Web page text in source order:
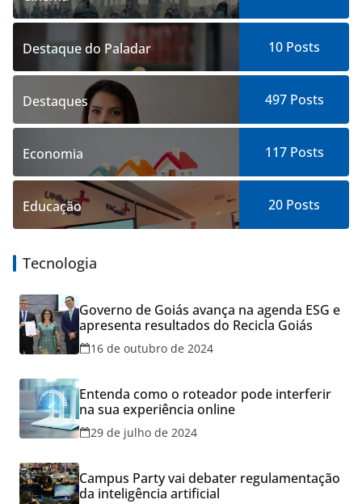
Destaque do Paladar 10 Posts
Destaques 497Posts
Economia 117Posts
Educação 20 Posts
Tecnologia
Governo de Goiás avança na agenda ESG e
apresenta resultados do Recicla Goiás
16 de outubro de 2024
Entenda como o roteador pode interferir
na sua experiência online
29 de julho de 2024
Campus Party vai debater regulamentação
da inteligência artificial